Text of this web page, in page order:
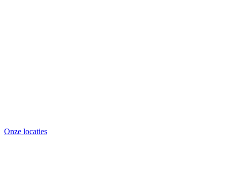
Onze locaties